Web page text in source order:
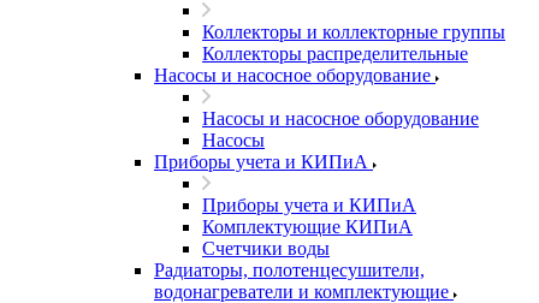
Коллекторы и коллекторные группы
Коллекторы распределительные
Насосы и насосное оборудование
Насосы и насосное оборудование
Насосы
Приборы учета и КИПиА
Приборы учета и КИПиА
Комплектующие КИПиА
Счетчики воды
Радиаторы, полотенцесушители,
водонагреватели и комплектующие